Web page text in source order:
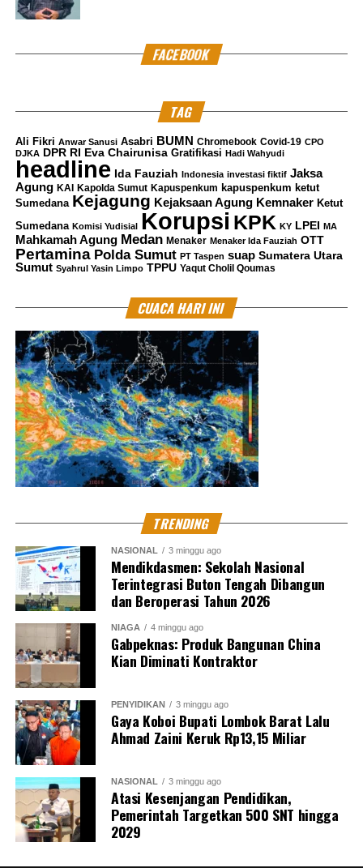
FACEBOOK
TAG
Ali Fikri Anwar Sanusi Asabri BUMN Chromebook Covid-19 CPO
DJKA DPR RI Eva Chairunisa Gratifikasi Hadi Wahyudi
headline Ida Fauziah Indonesia investasi fiktif Jaksa
Agung KAI Kapolda Sumut Kapuspenkum kapuspenkum ketut
Sumedana Kejagung Kejaksaan Agung Kemnaker Ketut
Sumedana Komisi Yudisial Korupsi KPK KY LPEI MA
Mahkamah Agung Medan Menaker Menaker Ida Fauziah OTT
Pertamina Polda Sumut PT Taspen suap Sumatera Utara
Sumut Syahrul Yasin Limpo TPPU Yaqut Cholil Qoumas
CUACA HARI INI
TRENDING
NASIONAL 3 minggu ago
Mendikdasmen: Sekolah Nasional
Terintegrasi Buton Tengah Dibangun
dan Beroperasi Tahun 2026
NIAGA 4 minggu ago
Gabpeknas: Produk Bangunan China
Kian Diminati Kontraktor
PENYIDIKAN 3 minggu ago
Gaya Koboi Bupati Lombok Barat Lalu
Ahmad Zaini Keruk Rp13,15 Miliar
NASIONAL 3 minggu ago
Atasi Kesenjangan Pendidikan,
Pemerintah Targetkan 500 SNT hingga
2029